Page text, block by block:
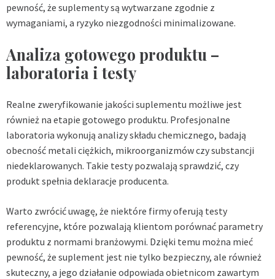
pewność, że suplementy są wytwarzane zgodnie z
wymaganiami, a ryzyko niezgodności minimalizowane.
Analiza gotowego produktu –
laboratoria i testy
Realne zweryfikowanie jakości suplementu możliwe jest
również na etapie gotowego produktu. Profesjonalne
laboratoria wykonują analizy składu chemicznego, badają
obecność metali ciężkich, mikroorganizmów czy substancji
niedeklarowanych. Takie testy pozwalają sprawdzić, czy
produkt spełnia deklaracje producenta.
Warto zwrócić uwagę, że niektóre firmy oferują testy
referencyjne, które pozwalają klientom porównać parametry
produktu z normami branżowymi. Dzięki temu można mieć
pewność, że suplement jest nie tylko bezpieczny, ale również
skuteczny, a jego działanie odpowiada obietnicom zawartym